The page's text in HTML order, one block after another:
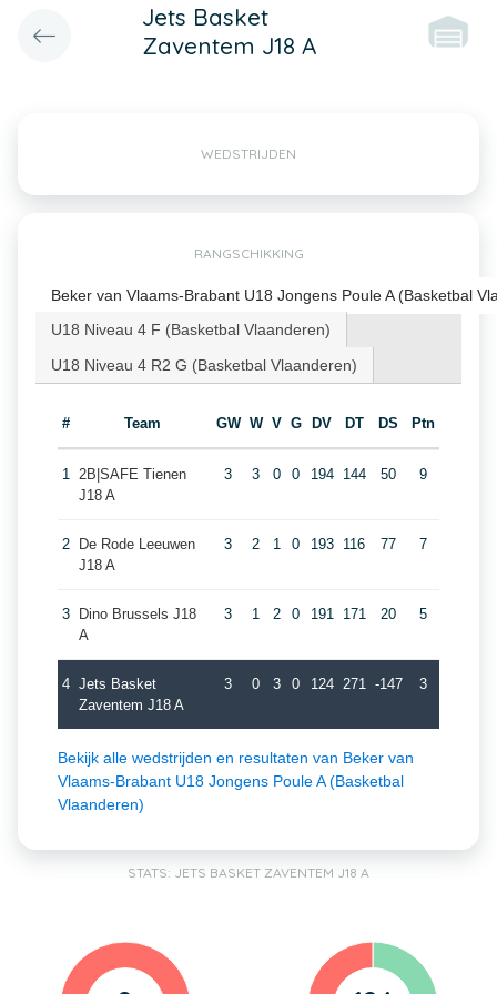
Jets Basket
Zaventem J18 A
WEDSTRIJDEN
RANGSCHIKKING
Beker van Vlaams-Brabant U18 Jongens Poule A (Basketbal
U18 Niveau 4 F (Basketbal Vlaanderen)
U18 Niveau 4 R2 G (Basketbal Vlaanderen)
# Team GW W V G DV DT DS Ptn
1 2B|SAFE Tienen
J18 A
3 3 0 0 194 144 50 9
2
De Rode Leeuwen
J18 A
3 2 1 0 193 116 77 7
3
Dino Brussels J18
A
3 1 2 0 191 171 20 5
4 Jets Basket
Zaventem J18 A
3 0 3 0 124 271 -147 3
Bekijk alle wedstrijden en resultaten van Beker van
Vlaams-Brabant U18 Jongens Poule A (Basketbal
Vlaanderen)
STATS: JETS BASKET ZAVENTEM J18 A